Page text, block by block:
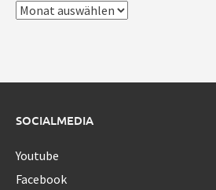
Archiv
SOCIALMEDIA
Youtube
Facebook